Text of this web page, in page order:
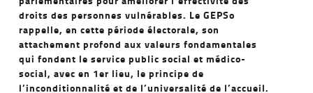
droits des personnes vulnérables. Le GEPSo
rappelle, en cette période électorale, son
attachement profond aux valeurs fondamentales
qui fondent le service public social et médico-
social, avec en 1er lieu, le principe de
l’inconditionnalité et de l’universalité de l’accueil.